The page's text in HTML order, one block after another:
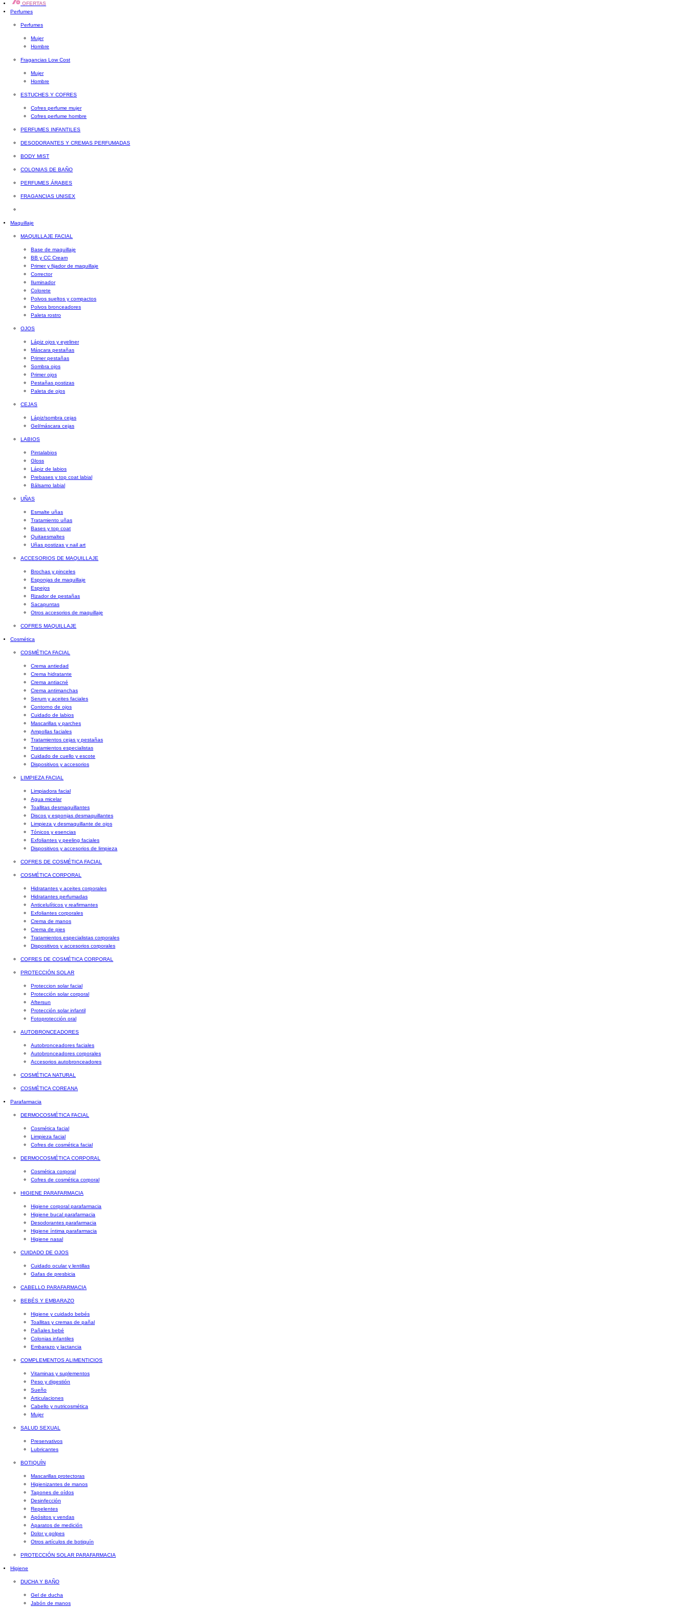
OFERTAS
Perfumes
Perfumes
Mujer
Hombre
Fragancias Low Cost
Mujer
Hombre
ESTUCHES Y COFRES
Cofres perfume mujer
Cofres perfume hombre
PERFUMES INFANTILES
DESODORANTES Y CREMAS PERFUMADAS
BODY MIST
COLONIAS DE BAÑO
PERFUMES ÁRABES
FRAGANCIAS UNISEX
Maquillaje
MAQUILLAJE FACIAL
Base de maquillaje
BB y CC Cream
Primer y fijador de maquillaje
Corrector
Iluminador
Colorete
Polvos sueltos y compactos
Polvos bronceadores
Paleta rostro
OJOS
Lápiz ojos y eyeliner
Máscara pestañas
Primer pestañas
Sombra ojos
Primer ojos
Pestañas postizas
Paleta de ojos
CEJAS
Lápiz/sombra cejas
Gel/máscara cejas
LABIOS
Pintalabios
Gloss
Lápiz de labios
Prebases y top coat labial
Bálsamo labial
UÑAS
Esmalte uñas
Tratamiento uñas
Bases y top coat
Quitaesmaltes
Uñas postizas y nail art
ACCESORIOS DE MAQUILLAJE
Brochas y pinceles
Esponjas de maquillaje
Espejos
Rizador de pestañas
Sacapuntas
Otros accesorios de maquillaje
COFRES MAQUILLAJE
Cosmética
COSMÉTICA FACIAL
Crema antiedad
Crema hidratante
Crema antiacné
Crema antimanchas
Serum y aceites faciales
Contorno de ojos
Cuidado de labios
Mascarillas y parches
Ampollas faciales
Tratamientos cejas y pestañas
Tratamientos especialistas
Cuidado de cuello y escote
Dispositivos y accesorios
LIMPIEZA FACIAL
Limpiadora facial
Agua micelar
Toallitas desmaquillantes
Discos y esponjas desmaquillantes
Limpieza y desmaquillante de ojos
Tónicos y esencias
Exfoliantes y peeling faciales
Dispositivos y accesorios de limpieza
COFRES DE COSMÉTICA FACIAL
COSMÉTICA CORPORAL
Hidratantes y aceites corporales
Hidratantes perfumadas
Anticelulíticos y reafirmantes
Exfoliantes corporales
Crema de manos
Crema de pies
Tratamientos especialistas corporales
Dispositivos y accesorios corporales
COFRES DE COSMÉTICA CORPORAL
PROTECCIÓN SOLAR
Proteccion solar facial
Protección solar corporal
Aftersun
Protección solar infantil
Fotoprotección oral
AUTOBRONCEADORES
Autobronceadores faciales
Autobronceadores corporales
Accesorios autobronceadores
COSMÉTICA NATURAL
COSMÉTICA COREANA
Parafarmacia
DERMOCOSMÉTICA FACIAL
Cosmética facial
Limpieza facial
Cofres de cosmética facial
DERMOCOSMÉTICA CORPORAL
Cosmética corporal
Cofres de cosmética corporal
HIGIENE PARAFARMACIA
Higiene corporal parafarmacia
Higiene bucal parafarmacia
Desodorantes parafarmacia
Higiene íntima parafarmacia
Higiene nasal
CUIDADO DE OJOS
Cuidado ocular y lentillas
Gafas de presbicia
CABELLO PARAFARMACIA
BEBÉS Y EMBARAZO
Higiene y cuidado bebés
Toallitas y cremas de pañal
Pañales bebé
Colonias infantiles
Embarazo y lactancia
COMPLEMENTOS ALIMENTICIOS
Vitaminas y suplementos
Peso y digestión
Sueño
Articulaciones
Cabello y nutricosmética
Mujer
SALUD SEXUAL
Preservativos
Lubricantes
BOTIQUÍN
Mascarillas protectoras
Higienizantes de manos
Tapones de oídos
Desinfección
Repelentes
Apósitos y vendas
Aparatos de medición
Dolor y golpes
Otros artículos de botiquín
PROTECCIÓN SOLAR PARAFARMACIA
Higiene
DUCHA Y BAÑO
Gel de ducha
Jabón de manos